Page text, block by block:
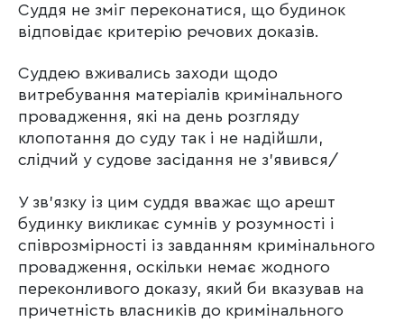
Суддя не зміг переконатися, що будинок
відповідає критерію речових доказів.
Суддею вживались заходи щодо
витребування матеріалів кримінального
провадження, які на день розгляду
клопотання до суду так і не надійшли,
слідчий у судове засідання не з’явився/
У зв’язку із цим суддя вважає що арешт
будинку викликає сумнів у розумності і
співрозмірності із завданням кримінального
провадження, оскільки немає жодного
переконливого доказу, який би вказував на
причетність власників до кримінального